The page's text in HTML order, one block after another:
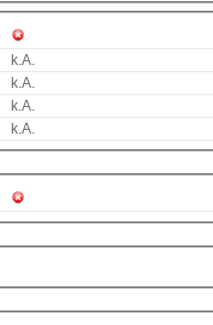
k.A.
k.A.
k.A.
k.A.